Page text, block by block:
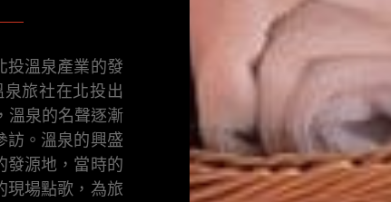
投溫泉產業的發
旅社在北投出
溫泉的名聲逐漸
訪。溫泉的興盛
發源地，當時的
現場點歌，為旅